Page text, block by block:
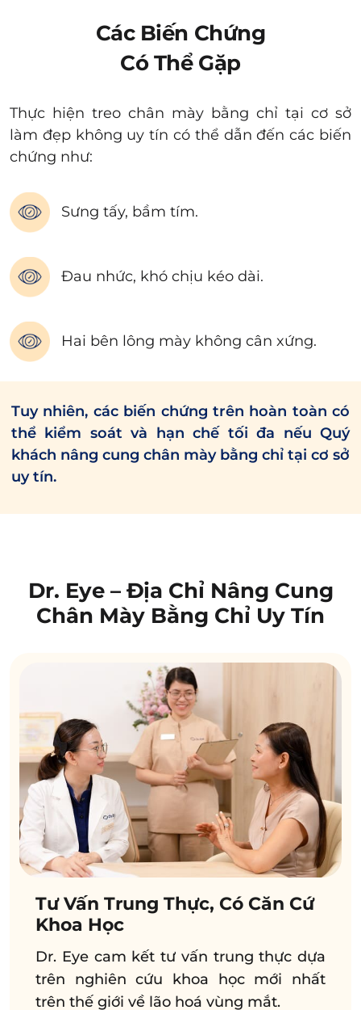
Các Biến Chứng
Có Thể Gặp
Thực hiện treo chân mày bằng chỉ tại cơ sở
làm đẹp không uy tín có thể dẫn đến các biến
chứng như:
Sưng tấy, bầm tím.
Đau nhức, khó chịu kéo dài.
Hai bên lông mày không cân xứng.
Tuy nhiên, các biến chứng trên hoàn toàn có
thể kiểm soát và hạn chế tối đa nếu Quý
khách nâng cung chân mày bằng chỉ tại cơ sở
uy tín.
Dr. Eye – Địa Chỉ Nâng Cung
Chân Mày Bằng Chỉ Uy Tín
Tư Vấn Trung Thực, Có Căn Cứ
Khoa Học
Dr. Eye cam kết tư vấn trung thực dựa
trên nghiên cứu khoa học mới nhất
trên thế giới về lão hoá vùng mắt.